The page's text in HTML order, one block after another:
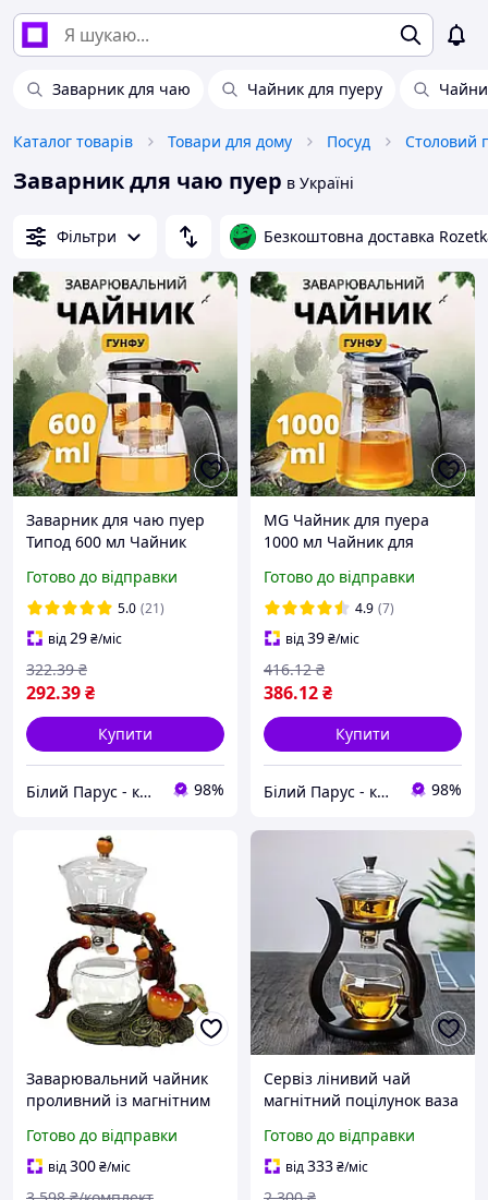
Заварник для чаю Чайник для пуеру
Каталог товарів Товари для дому Посуд Столовий
Заварник для чаю пуер в Україні
Фільтри Безкоштовна доставка
Заварник для чаю пуер
Типод 600 мл Чайник
типоди та Колби
Заварник з кнопкою
Гунфу чайник
Готово до відправки
5.0 (21)
від29₴/міс
292.39₴
322.39 ₴
Купити
Білий Парус - комплексне обслуговування в сегменті HoReCa та B2B 98%
MG Чайник для пуера
1000 мл Чайник для
чайники Гунфу
Проливний чайник Гунфу
чайник
Готово до відправки
4.9 (7)
від39₴/міс
386.12₴
416.12 ₴
Купити
Білий Парус - комплексне обслуговування в сегменті HoReCa та B2B 98%
Заварювальний чайник
проливний із магнітним
церемонії "Грошове
дерево" 350 мл
Готово до відправки
від300₴/міс
Сервіз лінивий чай
магнітний поцілунок ваза
Готово до відправки
від333₴/міс